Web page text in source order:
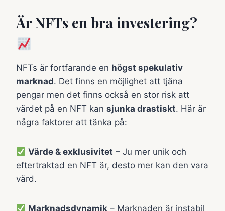
Är NFTs en bra investering?
NFTs är fortfarande en högst spekulativ
marknad. Det finns en möjlighet att tjäna
pengar men det finns också en stor risk att
värdet på en NFT kan sjunka drastiskt. Här är
några faktorer att tänka på:
Värde & exklusivitet – Ju mer unik och
eftertraktad en NFT är, desto mer kan den vara
värd.
Marknadsdynamik – Marknaden är instabil